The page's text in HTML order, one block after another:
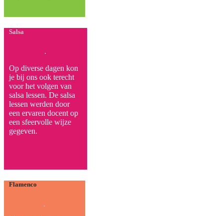
Salsa
Op diverse dagen kon
je bij ons ook terecht
voor het volgen van
salsa lessen. De salsa
lessen werden door
een ervaren docent op
een sfeervolle wijze
gegeven.
Flamenco